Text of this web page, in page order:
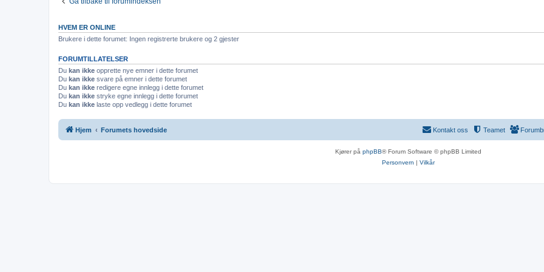
HVEM ER ONLINE
Brukere i dette forumet: Ingen registrerte brukere og 2 gjester
FORUMTILLATELSER
Du kan ikke opprette nye emner i dette forumet
Du kan ikke svare på emner i dette forumet
Du kan ikke redigere egne innlegg i dette forumet
Du kan ikke stryke egne innlegg i dette forumet
Du kan ikke laste opp vedlegg i dette forumet
Hjem Forumets hovedside Teamet
Kontakt oss
Kjører på phpBB® Forum Software © phpBB Limited
Personvern | Vilkår